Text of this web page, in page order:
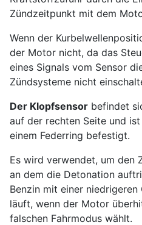
Zündzeitpunkt mit dem
Wenn der
der Motor nicht, da das
eines Signals vom Sensor
Zündsysteme nicht
Der Klopfsensor befindet
auf der rechten Seite und
einem Federring befestigt.
Es wird verwendet, um den
an dem die Detonation
Benzin mit einer
läuft, wenn der Motor
falschen Fahrmodus wählt.